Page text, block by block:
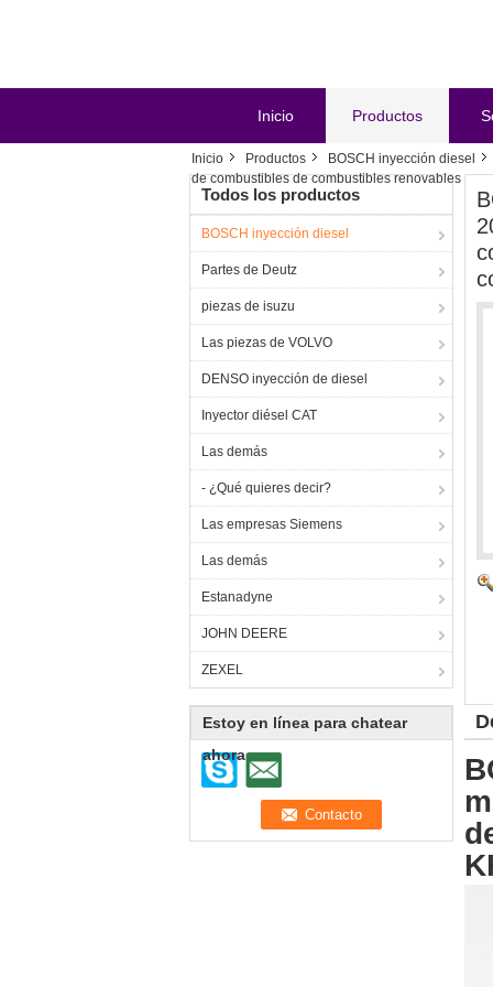
Inicio Productos
Inicio Productos
BOSCH inyección diesel
de combustibles de combustibles renovables se
Todos los productos
BOSCH inyección diesel
Partes de Deutz
piezas de isuzu
Las piezas de VOLVO
DENSO inyección de diesel
Inyector diésel CAT
Las demás
- ¿Qué quieres decir?
Las empresas Siemens
Las demás
Estanadyne
JOHN DEERE
ZEXEL
Estoy en línea para chatear
ahora